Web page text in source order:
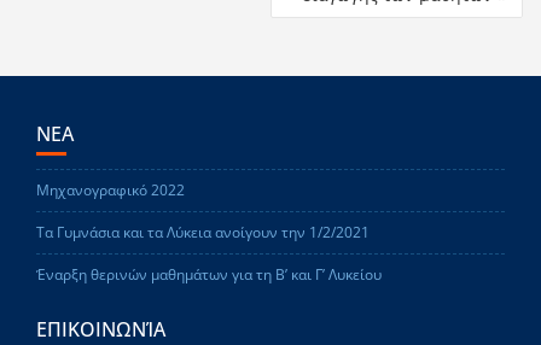
ΝΕΑ
Μηχανογραφικό 2022
Τα Γυμνάσια και τα Λύκεια ανοίγουν την 1/2/2021
Έναρξη θερινών μαθημάτων για τη Β’ και Γ’ Λυκείου
ΕΠΙΚΟΙΝΩΝΊΑ